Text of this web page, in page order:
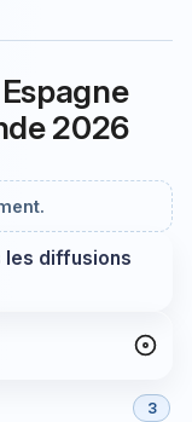
2026
les diffusions
3